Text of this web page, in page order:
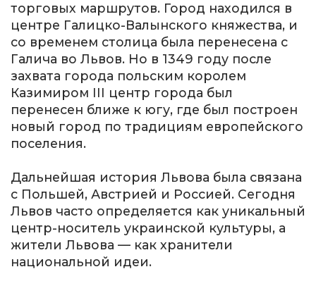
торговых маршрутов. Город находился в
центре Галицко-Валынского княжества, и
со временем столица была перенесена с
Галича во Львов. Но в 1349 году после
захвата города польским королем
Казимиром III центр города был
перенесен ближе к югу, где был построен
новый город по традициям европейского
поселения.
Дальнейшая история Львова была связана
с Польшей, Австрией и Россией. Сегодня
Львов часто определяется как уникальный
центр-носитель украинской культуры, а
жители Львова — как хранители
национальной идеи.